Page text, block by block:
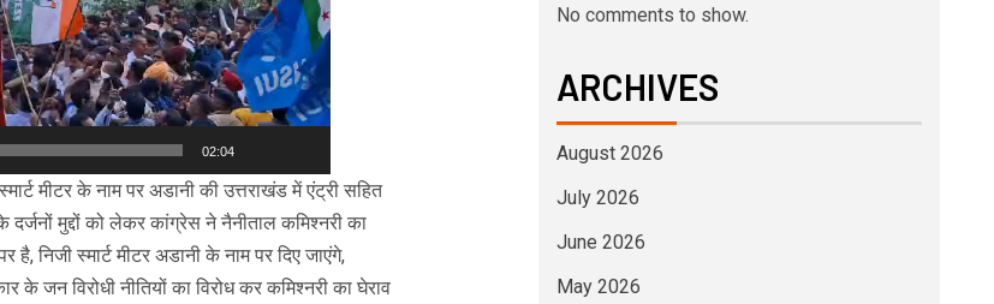
02:04
मीटर के नाम पर अडानी की उत्तराखंड में एंट्री सहित
दर्जनों मुद्दों को लेकर कांग्रेस ने नैनीताल कमिश्नरी का
निजी स्मार्ट मीटर अडानी के नाम पर दिए जाएंगे,
जन विरोधी नीतियों का विरोध कर कमिश्नरी का घेराव
No comments to show.
ARCHIVES
August 2026
July 2026
June 2026
May 2026